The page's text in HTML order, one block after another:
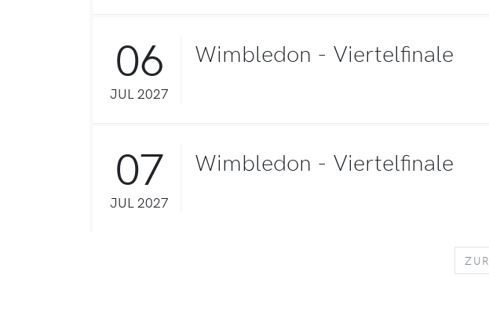
06
JUL 2027
Wimbledon - Viertelfinale
07
JUL 2027
Wimbledon - Viertelfinale
ZUR